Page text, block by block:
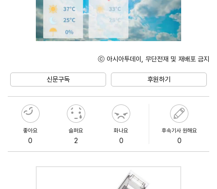
ⓒ 아시아투데이, 무단전재 및 재배포 금지
신문구독 후원하기
좋아요
0
슬퍼요
2
화나요
0
후속기사 원해요
0